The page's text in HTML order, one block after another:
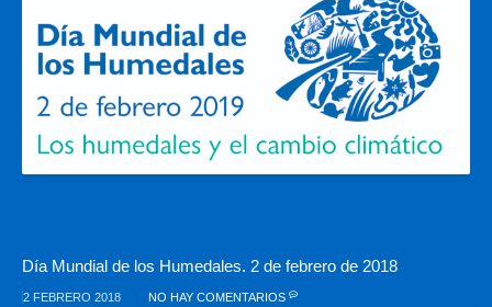
Día Mundial de los Humedales. 2 de febrero de 2018
2 FEBRERO 2018 NO HAY COMENTARIOS